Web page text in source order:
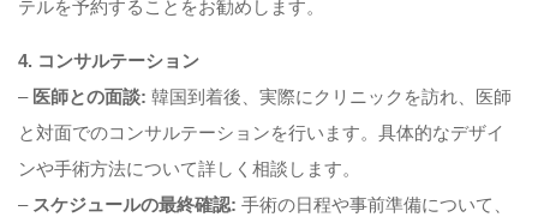
テルを予約することをお勧めします。
4. コンサルテーション
– 医師との面談: 韓国到着後、実際にクリニックを訪れ、医師
と対面でのコンサルテーションを行います。具体的なデザイ
ンや手術方法について詳しく相談します。
– スケジュールの最終確認: 手術の日程や事前準備について、